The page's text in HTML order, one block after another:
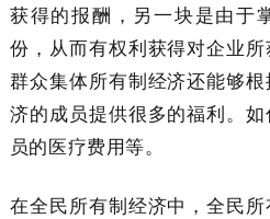
获得的报酬，另一块是由于
份，从而有权利获得对企业
群众集体所有制经济还能够
济的成员提供很多的福利。
员的医疗费用等。
在全民所有制经济中，全民